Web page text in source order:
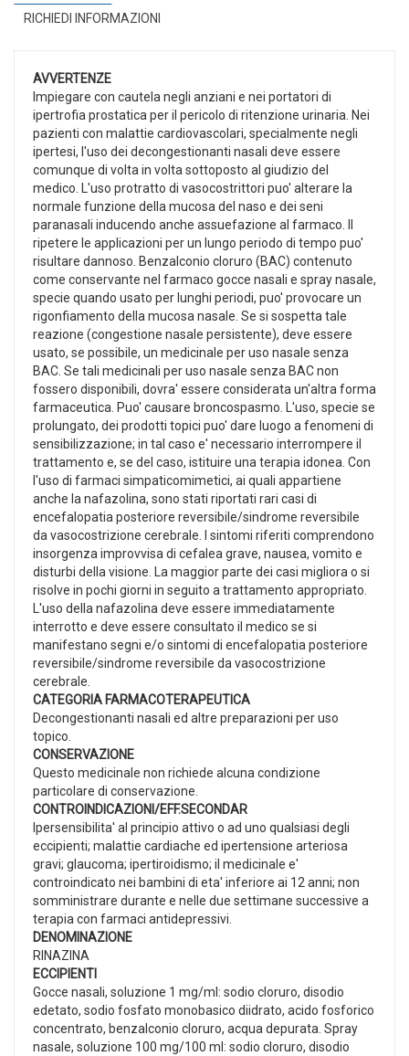
RICHIEDI INFORMAZIONI
AVVERTENZE
Impiegare con cautela negli anziani e nei portatori di
ipertrofia prostatica per il pericolo di ritenzione urinaria. Nei
pazienti con malattie cardiovascolari, specialmente negli
ipertesi, l'uso dei decongestionanti nasali deve essere
comunque di volta in volta sottoposto al giudizio del
medico. L'uso protratto di vasocostrittori puo' alterare la
normale funzione della mucosa del naso e dei seni
paranasali inducendo anche assuefazione al farmaco. Il
ripetere le applicazioni per un lungo periodo di tempo puo'
risultare dannoso. Benzalconio cloruro (BAC) contenuto
come conservante nel farmaco gocce nasali e spray nasale,
specie quando usato per lunghi periodi, puo' provocare un
rigonfiamento della mucosa nasale. Se si sospetta tale
reazione (congestione nasale persistente), deve essere
usato, se possibile, un medicinale per uso nasale senza
BAC. Se tali medicinali per uso nasale senza BAC non
fossero disponibili, dovra' essere considerata un'altra forma
farmaceutica. Puo' causare broncospasmo. L'uso, specie se
prolungato, dei prodotti topici puo' dare luogo a fenomeni di
sensibilizzazione; in tal caso e' necessario interrompere il
trattamento e, se del caso, istituire una terapia idonea. Con
l'uso di farmaci simpaticomimetici, ai quali appartiene
anche la nafazolina, sono stati riportati rari casi di
encefalopatia posteriore reversibile/sindrome reversibile
da vasocostrizione cerebrale. I sintomi riferiti comprendono
insorgenza improvvisa di cefalea grave, nausea, vomito e
disturbi della visione. La maggior parte dei casi migliora o si
risolve in pochi giorni in seguito a trattamento appropriato.
L'uso della nafazolina deve essere immediatamente
interrotto e deve essere consultato il medico se si
manifestano segni e/o sintomi di encefalopatia posteriore
reversibile/sindrome reversibile da vasocostrizione
cerebrale.
CATEGORIA FARMACOTERAPEUTICA
Decongestionanti nasali ed altre preparazioni per uso
topico.
CONSERVAZIONE
Questo medicinale non richiede alcuna condizione
particolare di conservazione.
CONTROINDICAZIONI/EFF.SECONDAR
Ipersensibilita' al principio attivo o ad uno qualsiasi degli
eccipienti; malattie cardiache ed ipertensione arteriosa
gravi; glaucoma; ipertiroidismo; il medicinale e'
controindicato nei bambini di eta' inferiore ai 12 anni; non
somministrare durante e nelle due settimane successive a
terapia con farmaci antidepressivi.
DENOMINAZIONE
RINAZINA
ECCIPIENTI
Gocce nasali, soluzione 1 mg/ml: sodio cloruro, disodio
edetato, sodio fosfato monobasico diidrato, acido fosforico
concentrato, benzalconio cloruro, acqua depurata. Spray
nasale, soluzione 100 mg/100 ml: sodio cloruro, disodio